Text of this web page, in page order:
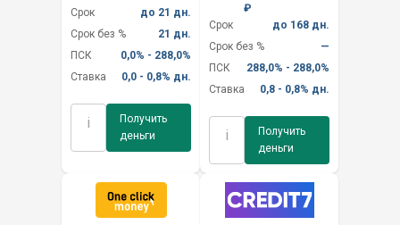
Срок
до 21 дн.
Срок без %
21 дн.
ПСК
0,0% - 288,0%
Ставка
0,0 - 0,8% дн.
i
Получить
деньги
₽
Срок
до 168 дн.
Срок без %
—
ПСК
288,0% - 288,0%
Ставка
0,8 - 0,8% дн.
i
Получить
деньги